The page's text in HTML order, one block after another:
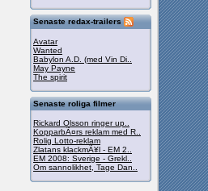
Senaste redax-trailers
Avatar
Wanted
Babylon A.D. (med Vin Di..
May Payne
The spirit
Senaste roliga filmer
Rickard Olsson ringer up..
KopparbÃ¤rs reklam med R..
Rolig Lotto-reklam
Zlatans klackmÃ¥l - EM 2..
EM 2008: Sverige - Grekl..
Om sannolikhet, Tage Dan..